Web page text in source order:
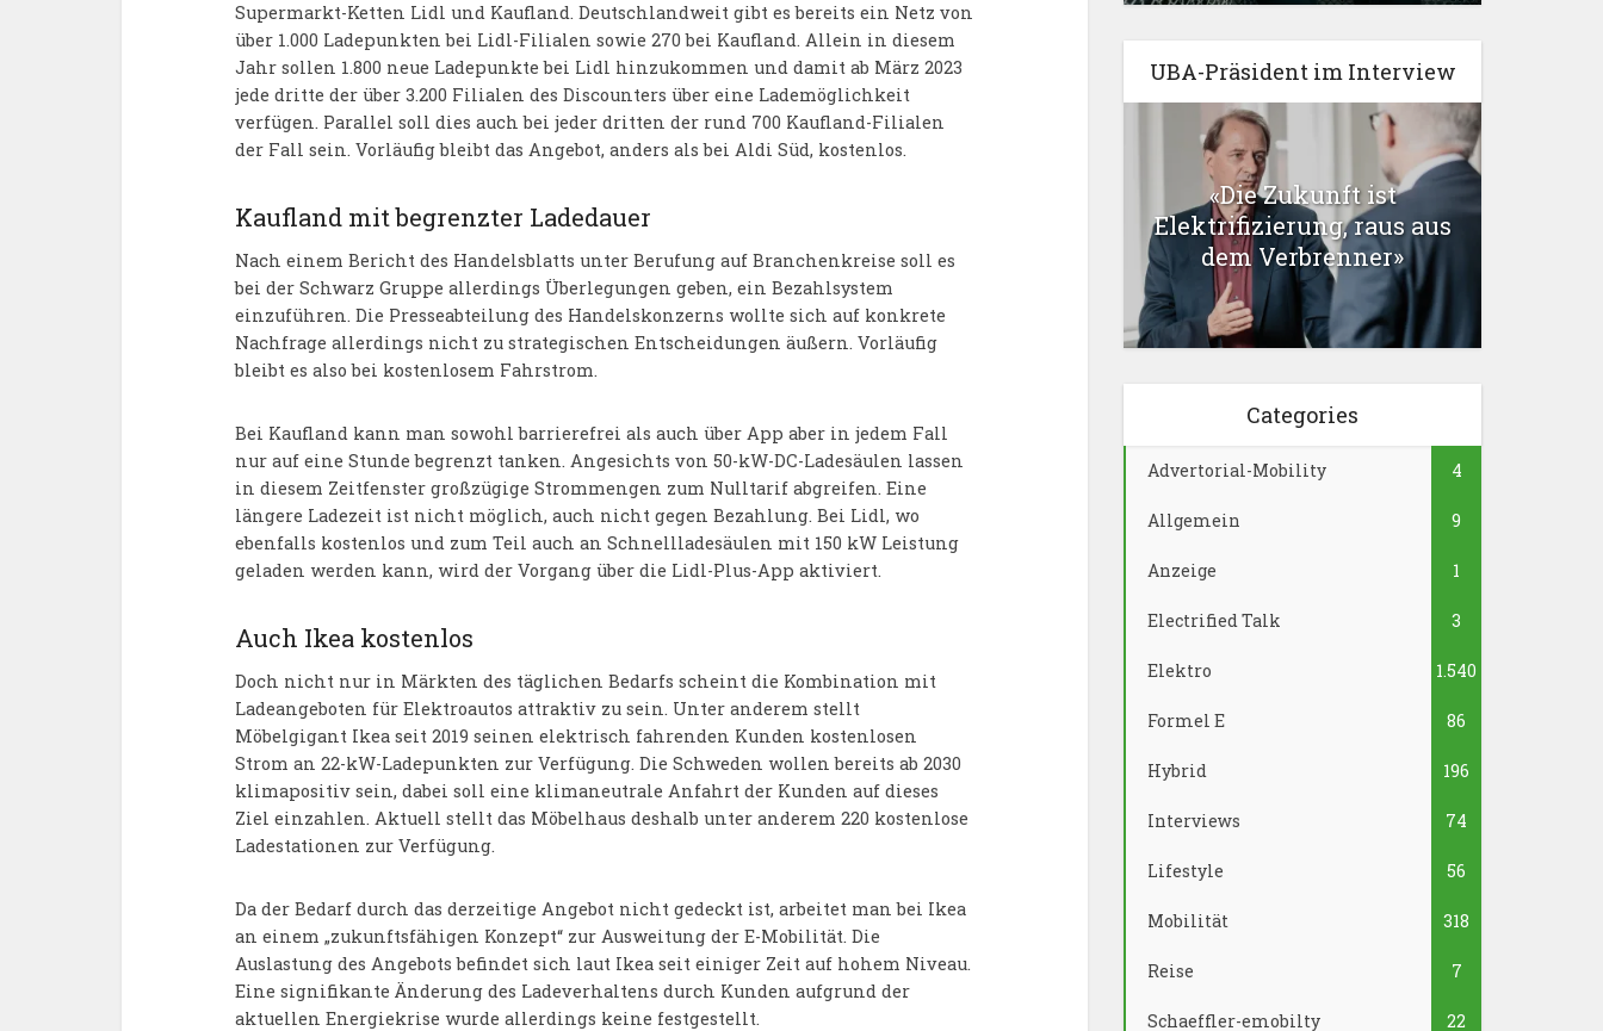
Supermarkt-Ketten Lidl und Kaufland. Deutschlandweit gibt es bereits ein Netz von
über 1.000 Ladepunkten bei Lidl-Filialen sowie 270 bei Kaufland. Allein in diesem
Jahr sollen 1.800 neue Ladepunkte bei Lidl hinzukommen und damit ab März 2023
jede dritte der über 3.200 Filialen des Discounters über eine Lademöglichkeit
verfügen. Parallel soll dies auch bei jeder dritten der rund 700 Kaufland-Filialen
der Fall sein. Vorläufig bleibt das Angebot, anders als bei Aldi Süd, kostenlos.
Kaufland mit begrenzter Ladedauer
Nach einem Bericht des Handelsblatts unter Berufung auf Branchenkreise soll es
bei der Schwarz Gruppe allerdings Überlegungen geben, ein Bezahlsystem
einzuführen. Die Presseabteilung des Handelskonzerns wollte sich auf konkrete
Nachfrage allerdings nicht zu strategischen Entscheidungen äußern. Vorläufig
bleibt es also bei kostenlosem Fahrstrom.
Bei Kaufland kann man sowohl barrierefrei als auch über App aber in jedem Fall
nur auf eine Stunde begrenzt tanken. Angesichts von 50-kW-DC-Ladesäulen lassen
in diesem Zeitfenster großzügige Strommengen zum Nulltarif abgreifen. Eine
längere Ladezeit ist nicht möglich, auch nicht gegen Bezahlung. Bei Lidl, wo
ebenfalls kostenlos und zum Teil auch an Schnellladesäulen mit 150 kW Leistung
geladen werden kann, wird der Vorgang über die Lidl-Plus-App aktiviert.
Auch Ikea kostenlos
Doch nicht nur in Märkten des täglichen Bedarfs scheint die Kombination mit
Ladeangeboten für Elektroautos attraktiv zu sein. Unter anderem stellt
Möbelgigant Ikea seit 2019 seinen elektrisch fahrenden Kunden kostenlosen
Strom an 22-kW-Ladepunkten zur Verfügung. Die Schweden wollen bereits ab 2030
klimapositiv sein, dabei soll eine klimaneutrale Anfahrt der Kunden auf dieses
Ziel einzahlen. Aktuell stellt das Möbelhaus deshalb unter anderem 220 kostenlose
Ladestationen zur Verfügung.
Da der Bedarf durch das derzeitige Angebot nicht gedeckt ist, arbeitet man bei Ikea
an einem „zukunftsfähigen Konzept“ zur Ausweitung der E-Mobilität. Die
Auslastung des Angebots befindet sich laut Ikea seit einiger Zeit auf hohem Niveau.
Eine signifikante Änderung des Ladeverhaltens durch Kunden aufgrund der
aktuellen Energiekrise wurde allerdings keine festgestellt.
UBA-Präsident im Interview
«Die Zukunft ist
Elektrifizierung, raus aus
dem Verbrenner»
Categories
Advertorial-Mobility 4
Allgemein 9
Anzeige 1
Electrified Talk 3
Elektro 1.540
Formel E 86
Hybrid 196
Interviews 74
Lifestyle 56
Mobilität 318
Reise 7
Schaeffler-emobilty 22